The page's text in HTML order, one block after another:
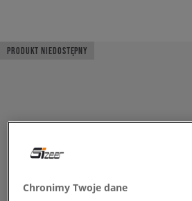
PRODUKT NIEDOSTĘPNY
Chronimy Twoje dane